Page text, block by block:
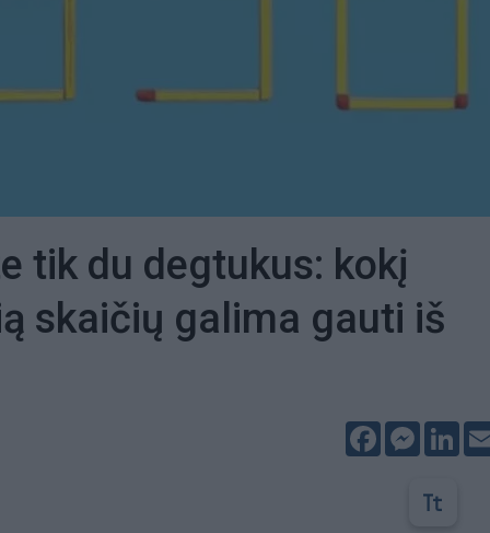
tik du degtukus: kokį
skaičių galima gauti iš
Facebook